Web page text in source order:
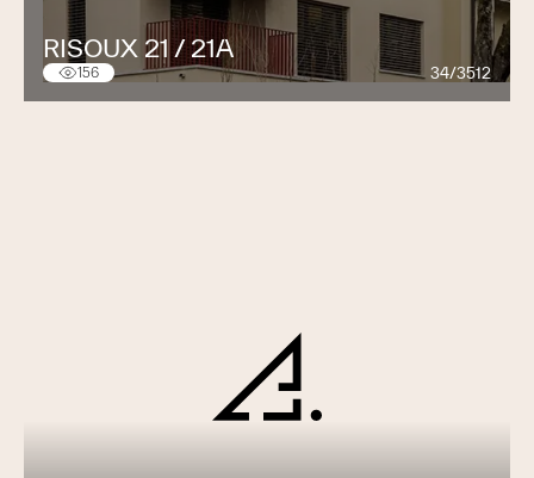
RISOUX 21 / 21A
156 34/3512